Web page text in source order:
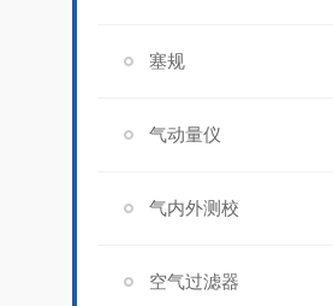
塞规
气动量仪
气内外测校
空气过滤器